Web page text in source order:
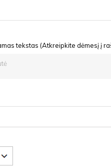
tekstas (Atkreipkite dėmesį į